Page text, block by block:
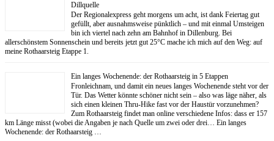
Dillquelle
Der Regionalexpress geht morgens um acht, ist dank Feiertag gut
gefüllt, aber ausnahmsweise pünktlich – und mit einmal Umsteigen
bin ich viertel nach zehn am Bahnhof in Dillenburg. Bei
allerschönstem Sonnenschein und bereits jetzt gut 25°C mache ich mich auf den Weg: auf
meine Rothaarsteig Etappe 1.
Ein langes Wochenende: der Rothaarsteig in 5 Etappen
Fronleichnam, und damit ein neues langes Wochenende steht vor der
Tür. Das Wetter könnte schöner nicht sein – also was läge näher, als
sich einen kleinen Thru-Hike fast vor der Haustür vorzunehmen?
Zum Rothaarsteig findet man online verschiedene Infos: dass er 157
km Länge misst (wobei die Angaben je nach Quelle um zwei oder drei… Ein langes
Wochenende: der Rothaarsteig …